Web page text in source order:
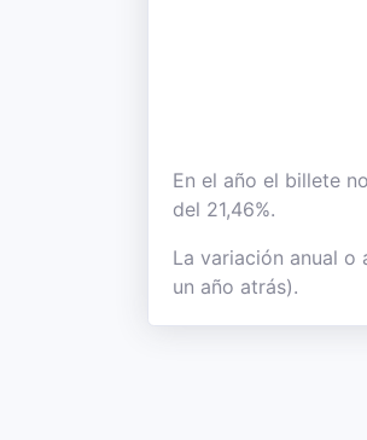
En el año el billete
del 21,46%.
La variación anual
un año atrás).